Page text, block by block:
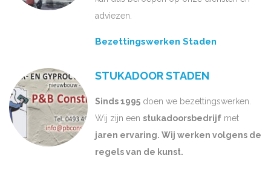
adviezen.
Bezettingswerken Staden
STUKADOOR STADEN
Sinds 1995 doen we bezettingswerken.
Wij zijn een stukadoorsbedrijf met
jaren ervaring. Wij werken volgens de
regels van de kunst.